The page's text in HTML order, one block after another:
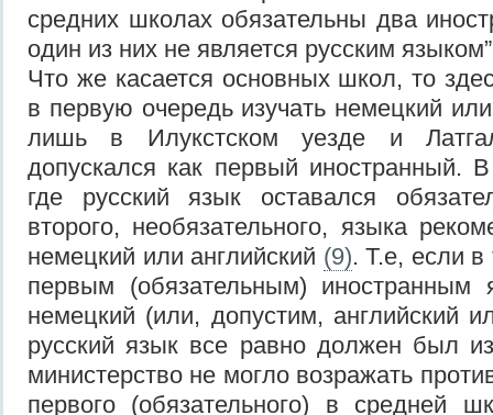
средних школах обязательны два
один из них не является русским
Что же касается основных школ, то
в первую очередь изучать немецкий
лишь в Илукстском уезде и
допускался как первый иностранный.
где русский язык оставался
второго, необязательного, языка
немецкий или английский (9). Т.е, если
первым (обязательным) иностранным
немецкий (или, допустим, английский
русский язык все равно должен был
министерство не могло возражать
первого (обязательного) в средней